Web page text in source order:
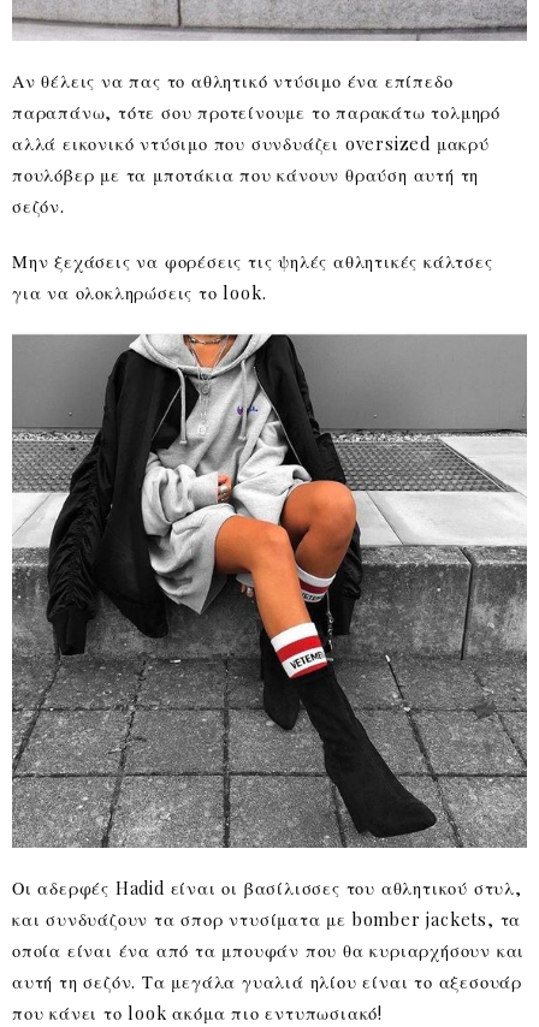
Αν θέλεις να πας το αθλητικό ντύσιμο ένα επίπεδο
παραπάνω, τότε σου προτείνουμε το παρακάτω τολμηρό
αλλά εικονικό ντύσιμο που συνδυάζει oversized μακρύ
πουλόβερ με τα μποτάκια που κάνουν θραύση αυτή τη
σεζόν.
Μην ξεχάσεις να φορέσεις τις ψηλές αθλητικές κάλτσες
για να ολοκληρώσεις το look.
Οι αδερφές Hadid είναι οι βασίλισσες του αθλητικού στυλ,
και συνδυάζουν τα σπορ ντυσίματα με bomber jackets, τα
οποία είναι ένα από τα μπουφάν που θα κυριαρχήσουν και
αυτή τη σεζόν. Τα μεγάλα γυαλιά ηλίου είναι το αξεσουάρ
που κάνει το look ακόμα πιο εντυπωσιακό!